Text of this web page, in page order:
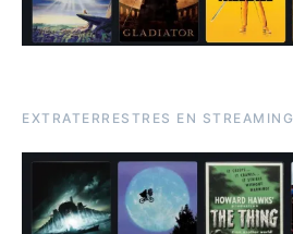
EXTRATERRESTRES EN STREAMING